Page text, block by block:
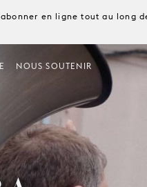
en ligne tout au long
NOUS SOUTENIR